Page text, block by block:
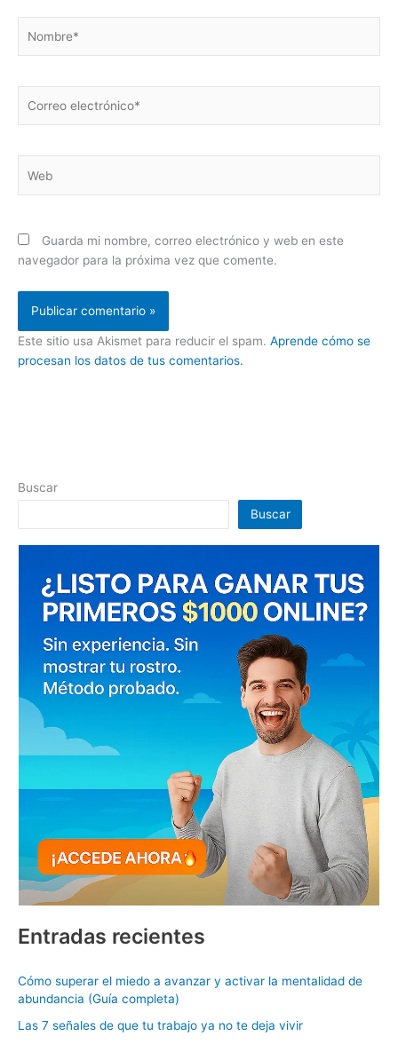
electrónico*
Guarda mi nombre, correo electrónico y web en este
navegador para la próxima vez que comente.
Este sitio usa Akismet para reducir el spam. Aprende cómo se
procesan los datos de tus comentarios.
Buscar
Buscar
Entradas recientes
Cómo superar el miedo a avanzar y activar la mentalidad de
abundancia (Guía completa)
Las 7 señales de que tu trabajo ya no te deja vivir